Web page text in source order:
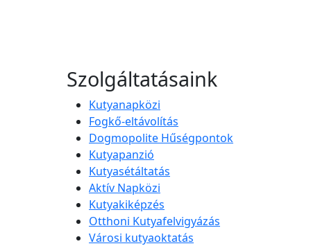
Szolgáltatásaink
Kutyanapközi
Fogkő-eltávolítás
Dogmopolite Hűségpontok
Kutyapanzió
Kutyasétáltatás
Aktív Napközi
Kutyakiképzés
Otthoni Kutyafelvigyázás
Városi kutyaoktatás